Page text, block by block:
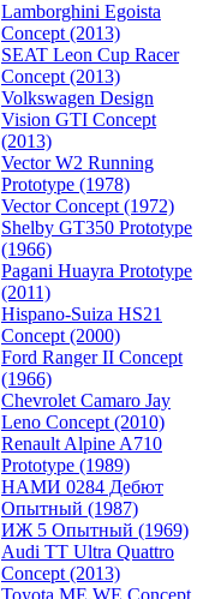
Lamborghini Egoista
Concept (2013)
SEAT Leon Cup Racer
Concept (2013)
Volkswagen Design
Vision GTI Concept
(2013)
Vector W2 Running
Prototype (1978)
Vector Concept (1972)
Shelby GT350 Prototype
(1966)
Pagani Huayra Prototype
(2011)
Hispano-Suiza HS21
Concept (2000)
Ford Ranger II Concept
(1966)
Chevrolet Camaro Jay
Leno Concept (2010)
Renault Alpine A710
Prototype (1989)
НАМИ 0284 Дебют
Опытный (1987)
ИЖ 5 Опытный (1969)
Audi TT Ultra Quattro
Concept (2013)